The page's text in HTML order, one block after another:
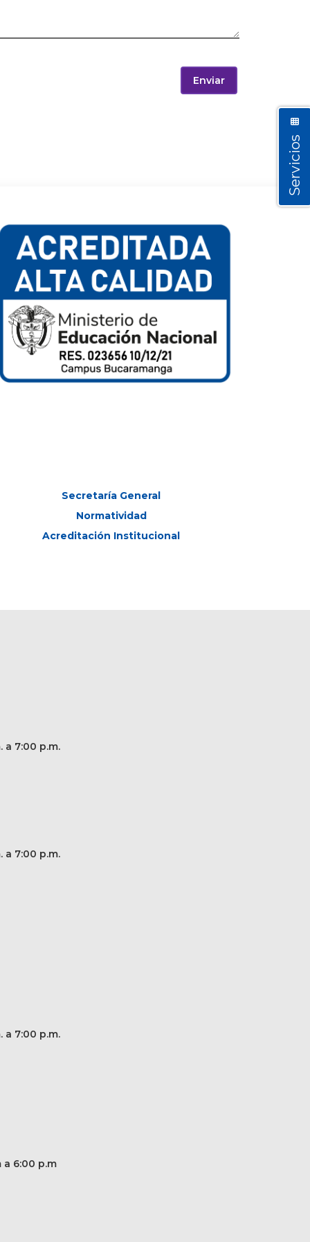
Enviar
Secretaría General
Normatividad
Acreditación Institucional
a 7:00 p.m.
a 7:00 p.m.
a 7:00 p.m.
a 6:00 p.m
Servicios